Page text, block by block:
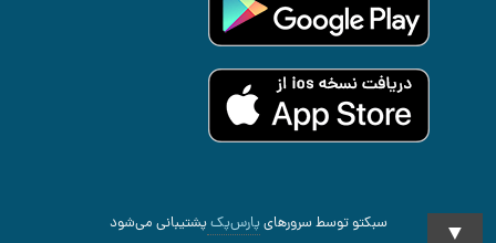
سبکتو توسط سرورهایپارس‌پکپشتیبانی می‌شود ▼